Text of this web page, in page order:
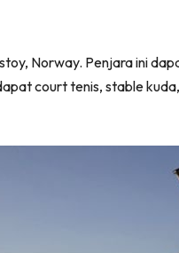
Norway. Penjara ini
court tenis, stable